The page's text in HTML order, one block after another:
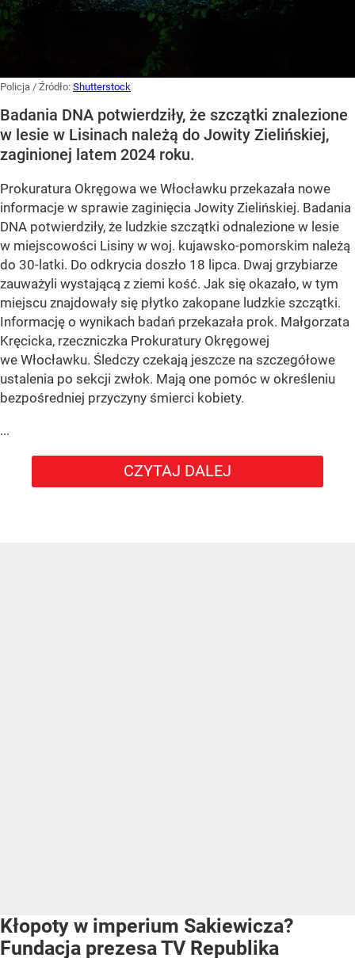
Policja / Źródło: Shutterstock
Badania DNA potwierdziły, że szczątki znalezione
w lesie w Lisinach należą do Jowity Zielińskiej,
zaginionej latem 2024 roku.
Prokuratura Okręgowa we Włocławku przekazała nowe
informacje w sprawie zaginięcia Jowity Zielińskiej. Badania
DNA potwierdziły, że ludzkie szczątki odnalezione w lesie
w miejscowości Lisiny w woj. kujawsko-pomorskim należą
do 30-latki. Do odkrycia doszło 18 lipca. Dwaj grzybiarze
zauważyli wystającą z ziemi kość. Jak się okazało, w tym
miejscu znajdowały się płytko zakopane ludzkie szczątki.
Informację o wynikach badań przekazała prok. Małgorzata
Kręcicka, rzeczniczka Prokuratury Okręgowej
we Włocławku. Śledczy czekają jeszcze na szczegółowe
ustalenia po sekcji zwłok. Mają one pomóc w określeniu
bezpośredniej przyczyny śmierci kobiety.
...
CZYTAJ DALEJ
Kłopoty w imperium Sakiewicza?
Fundacja prezesa TV Republika